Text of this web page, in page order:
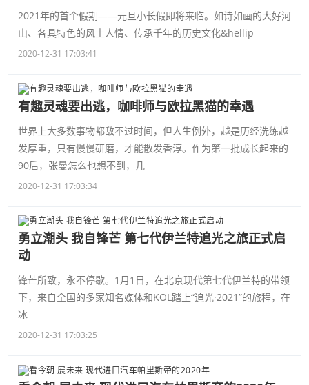
2021年的首个假期——元旦小长假即将来临。如诗如画的大好河
山、各具特色的风土人情、传承千年的历史文化&hellip
2020-12-31 17:03:41
有趣灵魂要出逃，咖啡师与欧拉黑猫的幸遇
世界上大多数事物都敌不过时间，但人生例外，越是历经洗练越
发厚重，只有慢慢研磨，才能散发香淳。作为第一批成长起来的
90后，张曼怎么也想不到，几
2020-12-31 17:03:34
勇立潮头 我自锋芒 第七代伊兰特追光之旅正式启
动
锋芒所致，永不停歇。1月1日，在北京现代第七代伊兰特的带领
下，来自全国的多家知名媒体和KOL踏上“追光·2021”的旅程，在
冰
2020-12-31 17:03:25